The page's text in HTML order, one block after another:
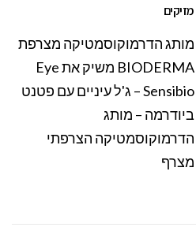
מזיקים
מותג הדרמוקוסמטיקה מצרפת
BIODERMA משיק את Eye
Sensibio – ג'ל עיניים עם פטנט
ביודרמה – מותג
הדרמוקוסמטיקה הצרפתי
מצרף